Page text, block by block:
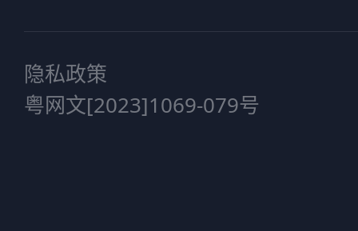
隐私政策
粤网文[2023]1069-079号